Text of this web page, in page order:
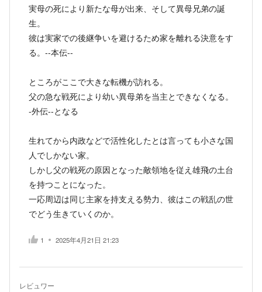
実母の死により新たな母が出来、そして異母兄弟の誕
生。
彼は実家での後継争いを避けるため家を離れる決意をす
る。--本伝--
ところがここで大きな転機が訪れる。
父の急な戦死により幼い異母弟を当主とできなくなる。
-外伝--となる
生れてから内政などで活性化したとは言っても小さな国
人でしかない家。
しかし父の戦死の原因となった敵領地を従え雄飛の土台
を持つことになった。
一応周辺は同じ主家を持支える勢力、彼はこの戦乱の世
でどう生きていくのか。
1 2025年4月21日 21:23
レビュワー